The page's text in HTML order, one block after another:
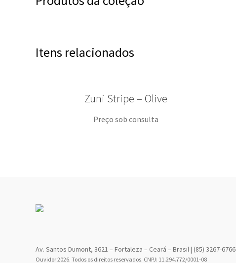
Itens relacionados
Zuni Stripe – Olive
Preço sob consulta
Av. Santos Dumont, 3621 – Fortaleza – Ceará – Brasil | (85) 3267-6766
Ouvidor 2026. Todos os direitos reservados. CNPJ: 11.294.772/0001-08